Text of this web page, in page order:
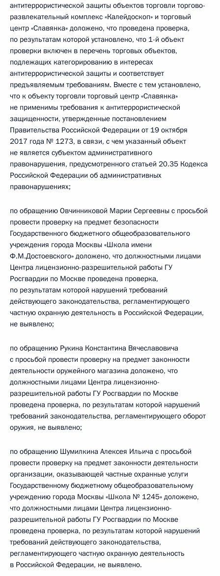
антитеррористической защиты объектов торговли торгово-
развлекательный комплекс «Калейдоскоп» и торговый
центр «Славянка» доложено, что проведена проверка,
по результатам которой установлено, что 1-й объект
проверки включен в перечень торговых объектов,
подлежащих категорированию в интересах
антитеррористической защиты и соответствует
предъявляемым требованиям. Вместе с тем установлено,
что к объекту торговли торговый центр «Славянка»
не применимы требования к антитеррористической
защищенности, утвержденные постановлением
Правительства Российской Федерации от 19 октября
2017 года № 1273, в связи, с чем указанный объект
не является субъектом административного
правонарушения, предусмотренного статьей 20.35 Кодекса
Российской Федерации об административных
правонарушениях;
по обращению Овчинниковой Марии Сергеевны с просьбой
провести проверку на предмет безопасности
Государственного бюджетного общеобразовательного
учреждения города Москвы «Школа имени
Ф.М.Достоевского» доложено, что должностными лицами
Центра лицензионно-разрешительной работы ГУ
Росгвардии по Москве проведена проверка,
по результатам которой нарушений требований
действующего законодательства, регламентирующего
частную охранную деятельность в Российской Федерации,
не выявлено;
по обращению Рукина Константина Вячеславовича
с просьбой провести проверку на предмет законности
деятельности оружейного магазина доложено, что
должностными лицами Центра лицензионно-
разрешительной работы ГУ Росгвардии по Москве
проведена проверка, по результатам которой нарушений
требований законодательства, регламентирующего оборот
оружия, не выявлено;
по обращению Шумилкина Алексея Ильича с просьбой
провести проверку на предмет законности деятельности
организации, оказывающей частные охранные услуги
Государственному бюджетному общеобразовательному
учреждению города Москвы «Школа № 1245» доложено,
что должностными лицами Центра лицензионно-
разрешительной работы ГУ Росгвардии по Москве
проведена проверка, по результатам которой нарушений
требований действующего законодательства,
регламентирующего частную охранную деятельность
в Российской Федерации, не выявлено.